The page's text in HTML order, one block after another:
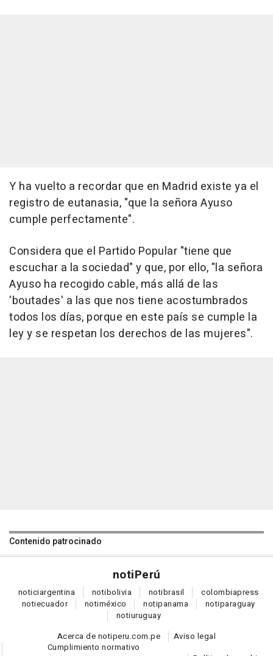
Y ha vuelto a recordar que en Madrid existe ya el
registro de eutanasia, "que la señora Ayuso
cumple perfectamente".
Considera que el Partido Popular "tiene que
escuchar a la sociedad" y que, por ello, "la señora
Ayuso ha recogido cable, más allá de las
'boutades' a las que nos tiene acostumbrados
todos los días, porque en este país se cumple la
ley y se respetan los derechos de las mujeres".
Contenido patrocinado
notiPerú
noticiargentina notibolivia notibrasil colombiapress
notiecuador notiméxico notipanama notiparaguay
notiuruguay
Acerca de notiperu.com.pe
Aviso legal
Cumplimiento normativo